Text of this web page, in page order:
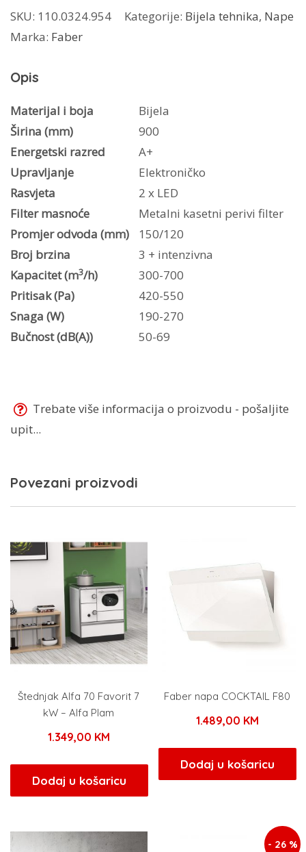
crna
BK
količina
SKU: 110.0324.954 Kategorije: Bijela tehnika, Nape
Marka: Faber
Opis
Materijal i boja
Bijela
Širina (mm)
900
Energetski razred
A+
Upravljanje
Elektroničko
Rasvjeta
2 x LED
Filter masnoće
Metalni kasetni perivi filter
Promjer odvoda (mm)
150/120
Broj brzina
3 + intenzivna
Kapacitet (m3/h)
300-700
Pritisak (Pa)
420-550
Snaga (W)
190-270
Bučnost (dB(A))
50-69
Trebate više informacija o proizvodu - pošaljite
upit...
Povezani proizvodi
Štednjak Alfa 70 Favorit 7
kW – Alfa Plam
1.349,00 KM
Dodaj u košaricu
Faber napa COCKTAIL F80
1.489,00 KM
Dodaj u košaricu
- 26 %